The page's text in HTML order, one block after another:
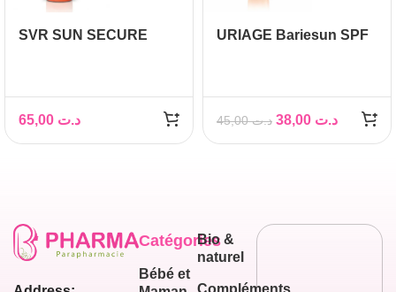
SVR SUN SECURE
د.ت
URIAGE Bariesun SPF
د.ت45,00 د.ت
Catégories
Bébé et
Bio &
naturel